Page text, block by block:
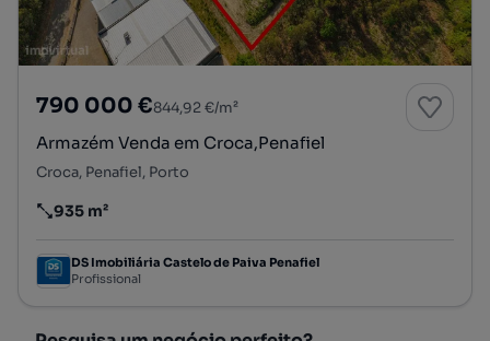
790 000 €844,92 €/m²
Armazém Venda em Croca,Penafiel
Croca, Penafiel, Porto
Preço por metro quadrado
935 m²
DS Imobiliária Castelo de Paiva Penafiel
Profissional